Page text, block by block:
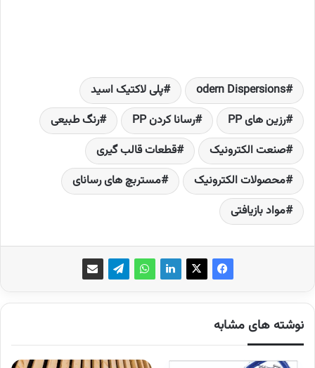
odern Dispersions
پلی لاکتیک اسید
رزین های PP
رسانا کردن PP
رنگ طبیعی
صنعت الکترونیک
قطعات قالب گیری
محصولات الکترونیک
مستربچ های رسانای
مواد بازیافتی
نوشته های مشابه